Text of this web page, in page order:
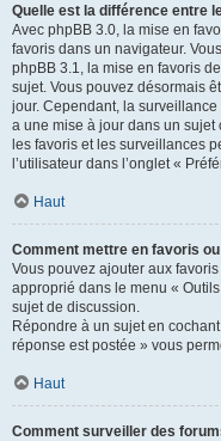
Quelle est la différence entre
Avec phpBB 3.0, la mise en
favoris dans un navigateur.
phpBB 3.1, la mise en favoris
sujet. Vous pouvez désormais
jour. Cependant, la surveillance
a une mise à jour dans un
les favoris et les surveillances
l’utilisateur dans l’onglet «
Haut
Comment mettre en favoris
Vous pouvez ajouter aux
approprié dans le menu «
sujet de discussion.
Répondre à un sujet en
réponse est postée » vous
Haut
Comment surveiller des